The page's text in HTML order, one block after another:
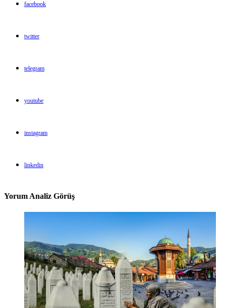
facebook
twitter
telegram
youtube
instagram
linkedin
Yorum Analiz Görüş